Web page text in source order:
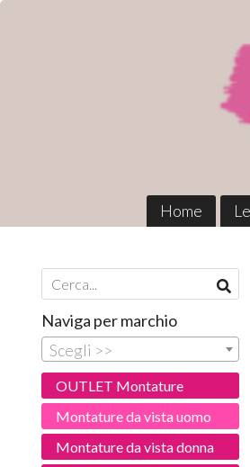
Home
Naviga per marchio
Scegli >>
OUTLET Montature
Montature da vista uomo
Montature da vista donna